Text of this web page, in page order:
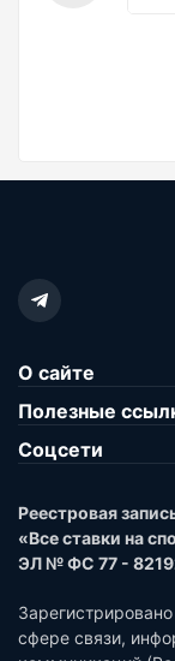
О сайте
Полезные
Соцсети
Реестровая
«Все ставки на
ЭЛ № ФС 77 -
сфере связи,